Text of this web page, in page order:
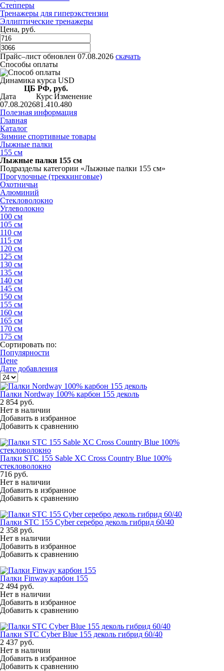
Степперы
Тренажеры для гиперэкстензии
Эллиптические тренажеры
Цена, руб.
Прайс–лист обновлен 07.08.2026 скачать
Способы оплаты
Динамика курса USD
ЦБ РФ, руб.
Дата
КурсИзменение
07.08.202681.410.480
Полезная информация
Главная
Каталог
Зимние спортивные товары
Лыжные палки
155 см
Лыжные палки 155 см
Подразделы категории «Лыжные палки 155 см»
Прогулочные (треккинговые)
Охотничьи
Алюминий
Стекловолокно
Углеволокно
100 см
105 см
110 см
115 см
120 см
125 см
130 см
135 см
140 см
145 см
150 см
155 см
160 см
165 см
170 см
175 см
Сортировать по:
Популярности
Цене
Дате добавления
Палки Nordway 100% карбон 155 деколь
2 854 руб.
Нет в наличии
Добавить в избранное
Добавить к сравнению
Палки STC 155 Sable XC Cross Country Blue 100%
стекловолокно
716 руб.
Нет в наличии
Добавить в избранное
Добавить к сравнению
Палки STC 155 Cyber серебро деколь гибрид 60/40
2 358 руб.
Нет в наличии
Добавить в избранное
Добавить к сравнению
Палки Finway карбон 155
2 494 руб.
Нет в наличии
Добавить в избранное
Добавить к сравнению
Палки STC Cyber Blue 155 деколь гибрид 60/40
2 437 руб.
Нет в наличии
Добавить в избранное
Добавить к сравнению